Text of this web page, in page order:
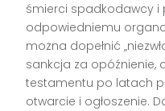
śmierci spadkodawcy i
odpowiedniemu
można dopełnić
sankcja za opóźnienie,
testamentu po latach
otwarcie i ogłoszenie.